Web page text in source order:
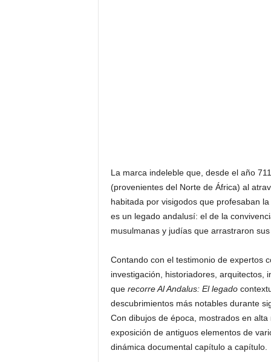
La marca indeleble que, desde el año
(provenientes del Norte de África) al
habitada por visigodos que profesaban
es un legado andalusí: el de la
musulmanas y judías que arrastraron
Contando con el testimonio de expertos
investigación, historiadores, arquitectos,
que recorre Al Andalus: El legado
descubrimientos más notables durante
Con dibujos de época, mostrados en
exposición de antiguos elementos de
dinámica documental capítulo a capítulo.